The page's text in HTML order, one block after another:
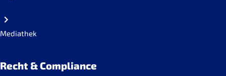
Mediathek
Recht & Compliance